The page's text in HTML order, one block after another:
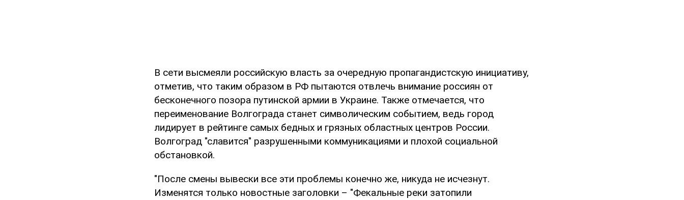
В сети высмеяли российскую власть за очередную пропагандистскую инициативу,
отметив, что таким образом в РФ пытаются отвлечь внимание россиян от
бесконечного позора путинской армии в Украине. Также отмечается, что
переименование Волгограда станет символическим событием, ведь город
лидирует в рейтинге самых бедных и грязных областных центров России.
Волгоград "славится" разрушенными коммуникациями и плохой социальной
обстановкой.
"После смены вывески все эти проблемы конечно же, никуда не исчезнут.
Изменятся только новостные заголовки – "Фекальные реки затопили